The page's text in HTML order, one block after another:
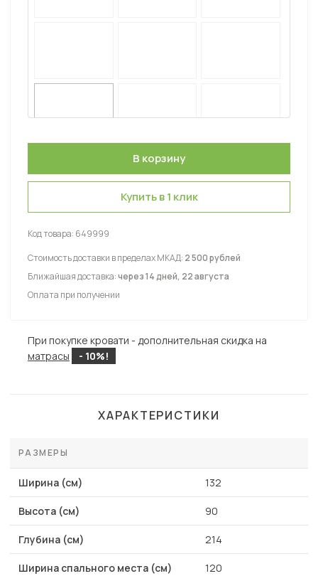
Купить в 1 клик
Код товара: 649999
Стоимость доставки в пределах МКАД: 2 500 рублей
Ближайшая доставка:через 14 дней, 22 августа
Оплата при получении
При покупке кровати - дополнительная скидка на
матрасы
- 10%!
ХАРАКТЕРИСТИКИ
РАЗМЕРЫ
Ширина (см) 132
Высота (см) 90
Глубина (см) 214
Ширина спального места (см) 120